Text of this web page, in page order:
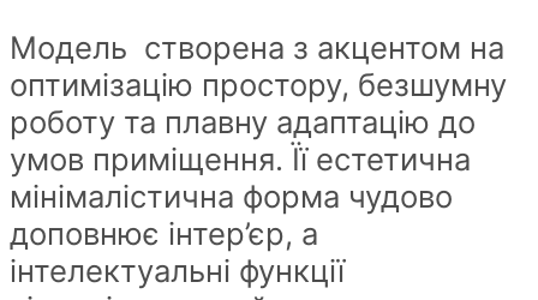
Модель створена з акцентом на
оптимізацію простору, безшумну
роботу та плавну адаптацію до
умов приміщення. Її естетична
мінімалістична форма чудово
доповнює інтер’єр, а
інтелектуальні функції